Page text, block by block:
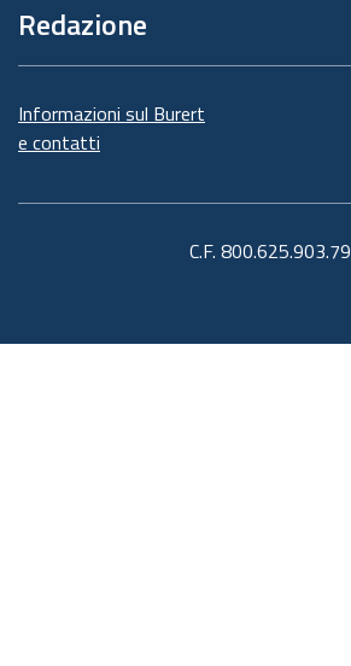
Redazione
Informazioni sul Burert
e contatti
C.F. 800.625.903.79